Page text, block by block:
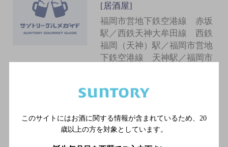
[居酒屋]
福岡市営地下鉄空港線 赤坂
駅／西鉄天神大牟田線 西鉄
福岡（天神）駅／福岡市営地
下鉄空港線 天神駅／福岡市
[居酒屋]
このサイトにはお酒に関する情報が含まれているため、 20
歳以上の方を対象としています。